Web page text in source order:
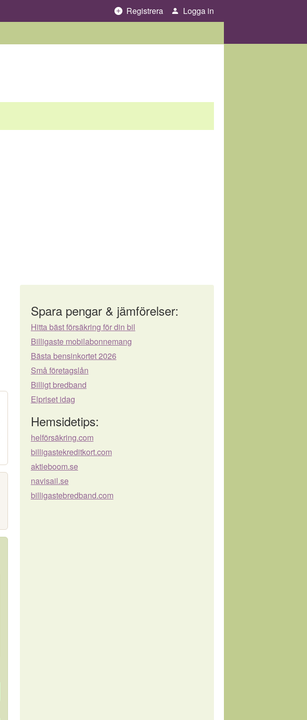
Registrera
Logga in
Spara pengar & jämförelser:
Hitta bäst försäkring för din bil
Billigaste mobilabonnemang
Bästa bensinkortet 2026
Små företagslån
Billigt bredband
Elpriset idag
Hemsidetips:
helförsäkring.com
billigastekreditkort.com
aktieboom.se
navisail.se
billigastebredband.com